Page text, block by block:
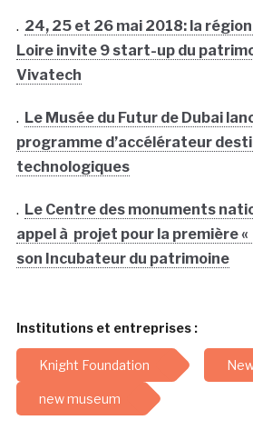
. 24, 25 et 26 mai 2018: la
Loire invite 9 start-up du
Vivatech
. Le Musée du Futur de Dubai
programme d’accélérateur
technologiques
. Le Centre des monuments
appel à projet pour la première
son Incubateur du patrimoine
Institutions et entreprises :
Knight Foundation
new museum